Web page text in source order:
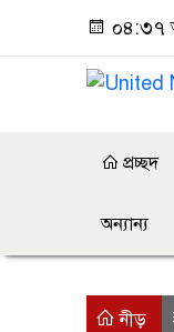
০৪:৩৭
প্রচ্ছদ
অন্যান্য
নীড়